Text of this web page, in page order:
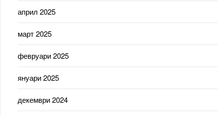
април 2025
март 2025
февруари 2025
януари 2025
декември 2024